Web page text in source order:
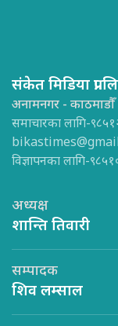
संकेत मिडिया
अनामनगर -
समाचारका लागि-
विज्ञापनका लागि-
अध्यक्ष
शान्ति तिवारी
सम्पादक
शिव लम्साल